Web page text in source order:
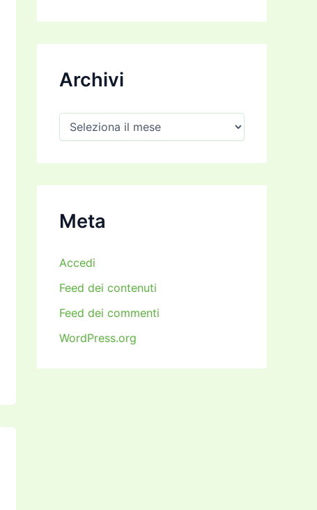
Archivi
h
v
Meta
Accedi
Feed dei contenuti
Feed dei commenti
WordPress.org